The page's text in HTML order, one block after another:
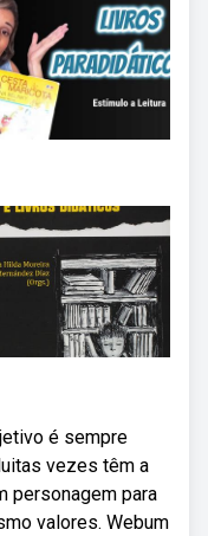
é sempre
vezes têm a
personagem para
valores. Webum